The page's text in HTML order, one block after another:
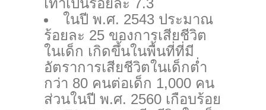
เท่าเป็นร้อยละ 7.3
ในปี พ.ศ. 2543 ประมาณ
ร้อยละ 25 ของการเสียชีวิต
ในเด็ก เกิดขึ้นในพื้นที่ที่มี
อัตราการเสียชีวิตในเด็กต่ำ
กว่า 80 คนต่อเด็ก 1,000 คน
ส่วนในปี พ.ศ. 2560 เกือบร้อย